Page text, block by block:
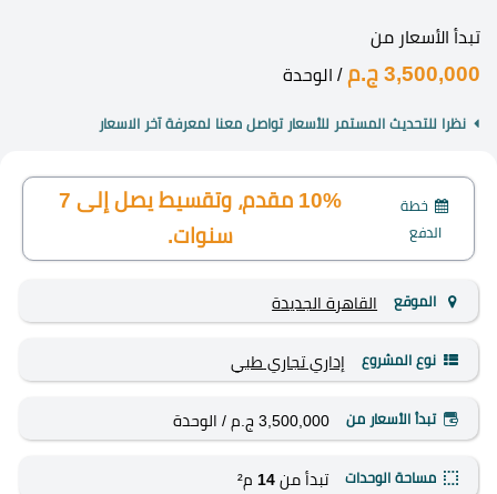
تبدأ الأسعار من
3,500,000 ج.م / الوحدة
نظرا للتحديث المستمر للأسعار تواصل معنا لمعرفة آخر الاسعار
خطة
الدفع
10% مقدم، وتقسيط يصل إلى 7
سنوات.
الموقع القاهرة الجديدة
نوع المشروع إداريتجاري طبي
تبدأ الأسعار من 3,500,000 ج.م / الوحدة
مساحة الوحدات تبدأ من 14 م²